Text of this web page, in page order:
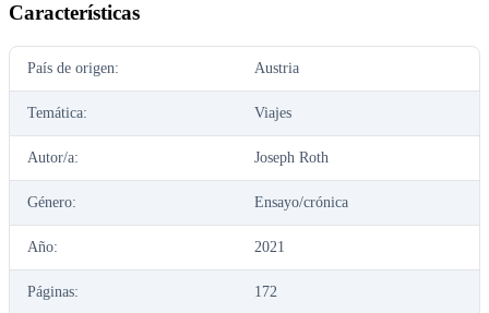
Características
País de origen: Austria
Temática: Viajes
Autor/a: Joseph Roth
Género: Ensayo/crónica
Año: 2021
Páginas: 172